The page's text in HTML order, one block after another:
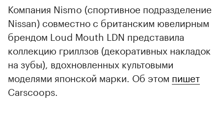
Компания Nismo (спортивное подразделение
Nissan) совместно с британским ювелирным
брендом Loud Mouth LDN представила
коллекцию гриллзов (декоративных накладок
на зубы), вдохновленных культовыми
моделями японской марки. Об этом пишет
Carscoops.